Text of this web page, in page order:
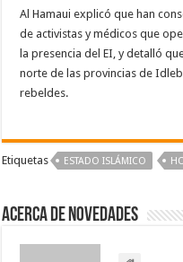
Al Hamaui explicó que han
de activistas y médicos que
la presencia del EI, y detalló
norte de las provincias de
rebeldes.
Etiquetas ESTADO ISLÁMICO
Acerca de NOVEDADES